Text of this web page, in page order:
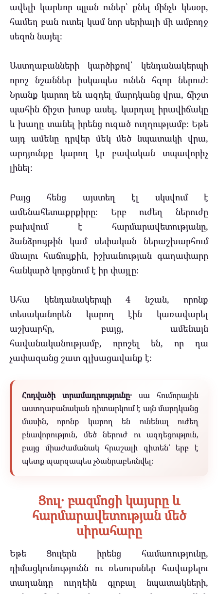
ավելի կարևոր պլան ուներ՝ քնել մինչև կեսօր,
համեղ բան ուտել կամ նոր սերիալի մի ամբողջ
սեզոն նայել։
Աստղաբանների կարծիքով՝ կենդանակերպի
որոշ նշաններ իսկապես ունեն հզոր ներուժ։
Նրանք կարող են ազդել մարդկանց վրա, ճիշտ
պահին ճիշտ խոսք ասել, կարդալ իրավիճակը
և խաղը տանել իրենց ուզած ուղղությամբ։ Եթե
այդ ամենը դրվեր մեկ մեծ նպատակի վրա,
արդյունքը կարող էր բավական տպավորիչ
լինել։
Բայց հենց այստեղ էլ սկսվում է
ամենահետաքրքիրը։ Երբ ուժեղ ներուժը
բախվում է հարմարավետությանը,
ձանձրույթին կամ սեփական ներաշխարհում
մնալու հաճույքին, իշխանության գաղափարը
հանկարծ կորցնում է իր փայլը։
Ահա կենդանակերպի 4 նշան, որոնք
տեսականորեն կարող էին կառավարել
աշխարհը, բայց, ամենայն
հավանականությամբ, որոշել են, որ դա
չափազանց շատ գլխացավանք է։
Հոդվածի տրամադրությունը․ սա հումորային
աստղաբանական դիտարկում է այն մարդկանց
մասին, որոնք կարող են ունենալ ուժեղ
բնավորություն, մեծ ներուժ ու ազդեցություն,
բայց միաժամանակ հրաշալի գիտեն՝ երբ է
պետք պարզապես չծանրաբեռնվել։
Ցուլ․ բազմոցի կայսրը և
հարմարավետության մեծ
սիրահարը
Եթե Ցուլերն իրենց համառությունը,
դիմացկունությունն ու ռեսուրսներ հավաքելու
տաղանդը ուղղեին գլոբալ նպատակների,